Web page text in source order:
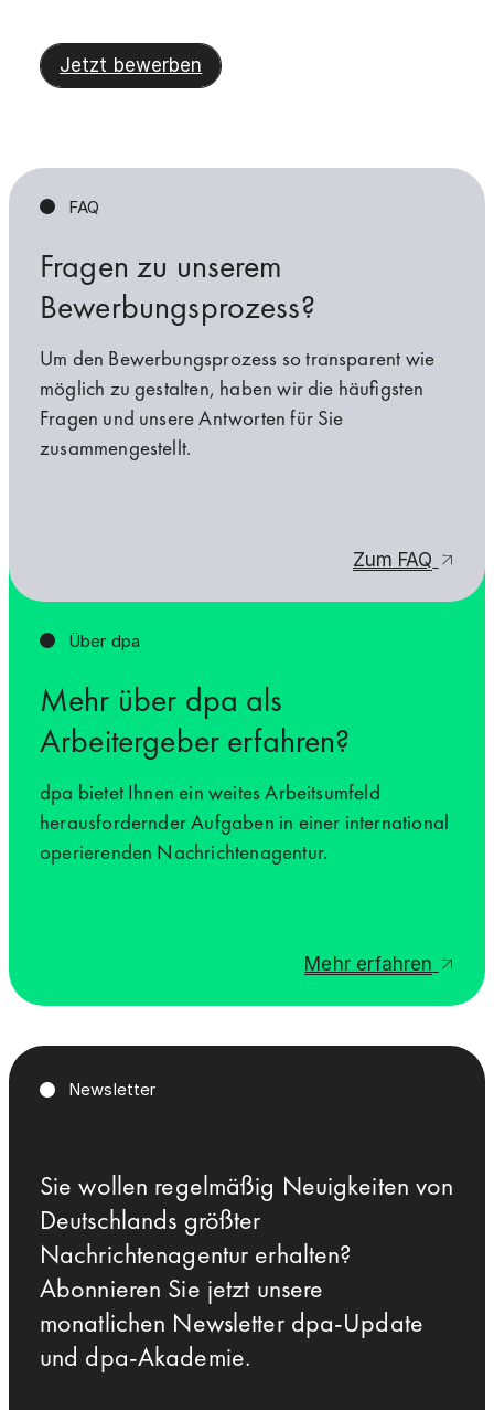
Jetzt bewerben
FAQ
Fragen zu unserem
Bewerbungsprozess?
Um den Bewerbungsprozess so transparent wie
möglich zu gestalten, haben wir die häufigsten
Fragen und unsere Antworten für Sie
zusammengestellt.
Zum FAQ
Über dpa
Mehr über dpa als
Arbeitergeber erfahren?
dpa bietet Ihnen ein weites Arbeitsumfeld
herausfordernder Aufgaben in einer international
operierenden Nachrichtenagentur.
Mehr erfahren
Newsletter
Sie wollen regelmäßig Neuigkeiten von
Deutschlands größter
Nachrichtenagentur erhalten?
Abonnieren Sie jetzt unsere
monatlichen Newsletter dpa-Update
und dpa-Akademie.